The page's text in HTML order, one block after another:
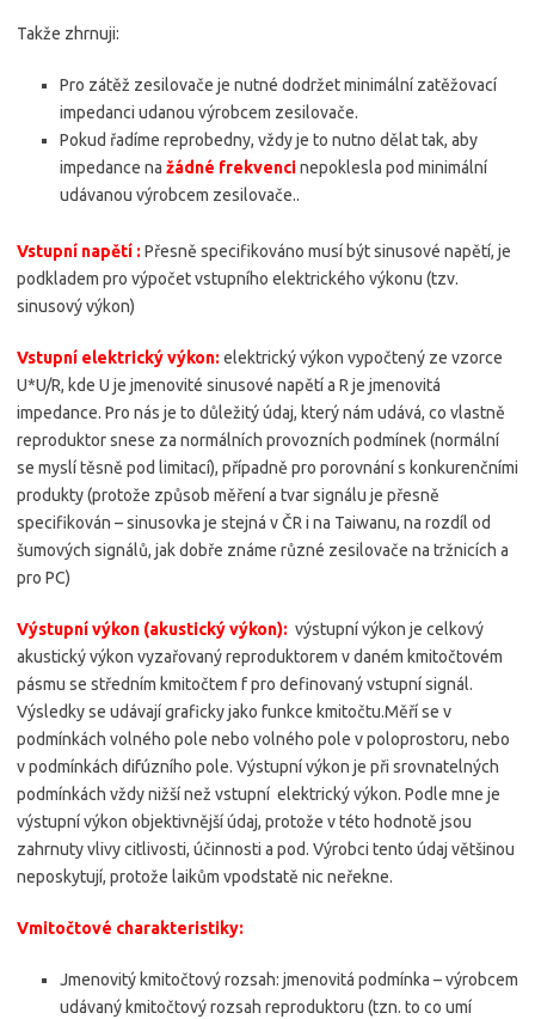
Takže zhrnuji:
Pro zátěž zesilovače je nutné dodržet minimální zatěžovací
impedanci udanou výrobcem zesilovače.
Pokud řadíme reprobedny, vždy je to nutno dělat tak, aby
impedance na žádné frekvencinepoklesla pod minimální
udávanou výrobcem zesilovače..
Vstupní napětí : Přesně specifikováno musí být sinusové napětí, je
podkladem pro výpočet vstupního elektrického výkonu (tzv.
sinusový výkon)
Vstupní elektrický výkon: elektrický výkon vypočtený ze vzorce
U*U/R, kde U je jmenovité sinusové napětí a R je jmenovitá
impedance. Pro nás je to důležitý údaj, který nám udává, co vlastně
reproduktor snese za normálních provozních podmínek (normální
se myslí těsně pod limitací), případně pro porovnání s konkurenčními
produkty (protože způsob měření a tvar signálu je přesně
specifikován – sinusovka je stejná v ČR i na Taiwanu, na rozdíl od
šumových signálů, jak dobře známe různé zesilovače na tržnicích a
pro PC)
Výstupní výkon (akustický výkon): výstupní výkon je celkový
akustický výkon vyzařovaný reproduktorem v daném kmitočtovém
pásmu se středním kmitočtem f pro definovaný vstupní signál.
Výsledky se udávají graficky jako funkce kmitočtu.Měří se v
podmínkách volného pole nebo volného pole v poloprostoru, nebo
v podmínkách difúzního pole. Výstupní výkon je při srovnatelných
podmínkách vždy nižší než vstupní elektrický výkon. Podle mne je
výstupní výkon objektivnější údaj, protože v této hodnotě jsou
zahrnuty vlivy citlivosti, účinnosti a pod. Výrobci tento údaj většinou
neposkytují, protože laikům vpodstatě nic neřekne.
Vmitočtové charakteristiky:
Jmenovitý kmitočtový rozsah: jmenovitá podmínka – výrobcem
udávaný kmitočtový rozsah reproduktoru (tzn. to co umí